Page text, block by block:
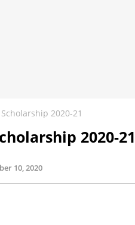
Scholarship 2020-21
2020-21
10, 2020